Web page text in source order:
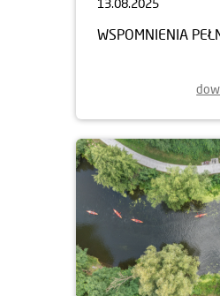
13.08.2025
WSPOMNIENIA